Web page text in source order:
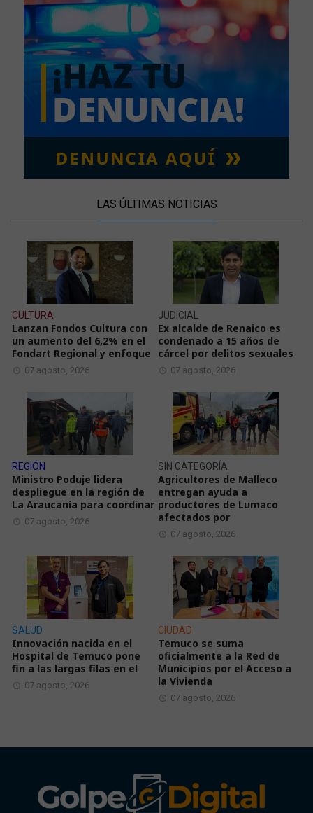
LAS ÚLTIMAS NOTICIAS
CULTURA
Lanzan Fondos Cultura con
un aumento del 6,2% en el
Fondart Regional y enfoque
07 agosto, 2026
JUDICIAL
Ex alcalde de Renaico es
condenado a 15 años de
cárcel por delitos sexuales
07 agosto, 2026
REGIÓN
Ministro Poduje lidera
despliegue en la región de
La Araucanía para coordinar
07 agosto, 2026
SIN CATEGORÍA
Agricultores de Malleco
entregan ayuda a
productores de Lumaco
afectados por
07 agosto, 2026
SALUD
Innovación nacida en el
Hospital de Temuco pone
fin a las largas filas en el
07 agosto, 2026
CIUDAD
Temuco se suma
oficialmente a la Red de
Municipios por el Acceso a
la Vivienda
07 agosto, 2026